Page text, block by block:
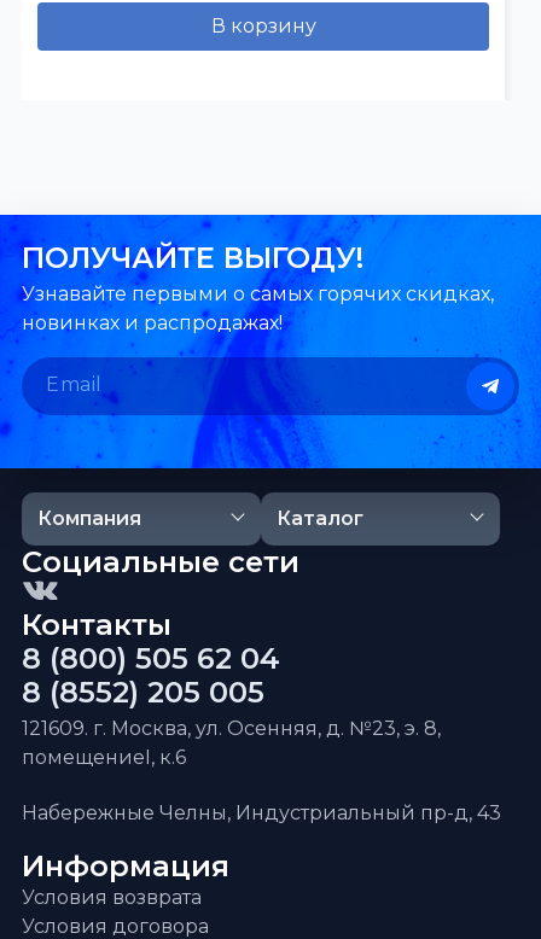
В корзину
ПОЛУЧАЙТЕ ВЫГОДУ!
Узнавайте первыми о самых горячих скидках,
новинках и распродажах!
Компания Каталог
Информация
Условия возврата
Условия договора
Контакты
8 (800) 505 62 04
8 (8552) 205 005
121609. г. Москва, ул. Осенняя, д. №23, э. 8,
помещениеI, к.6
Набережные Челны, Индустриальный пр-д, 43
Социальные сети